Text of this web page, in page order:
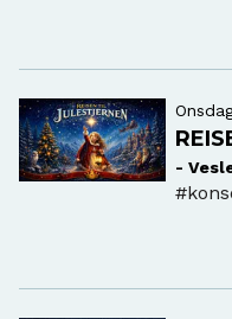
-